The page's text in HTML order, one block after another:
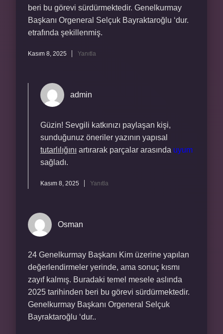
beri bu görevi sürdürmektedir. Genelkurmay
Başkanı Orgeneral Selçuk Bayraktaroğlu ‘dur.
etrafında şekillenmiş.
Kasım 8, 2025 Yanıtla
admin
Güzin! Sevgili katkınızı paylaşan kişi,
sunduğunuz öneriler yazının yapısal
tutarlılığını artırarak parçalar arasında uyum
sağladı.
Kasım 8, 2025 Yanıtla
Osman
24 Genelkurmay Başkanı Kim üzerine yapılan
değerlendirmeler yerinde, ama sonuç kısmı
zayıf kalmış. Buradaki temel mesele aslında
2025 tarihinden beri bu görevi sürdürmektedir.
Genelkurmay Başkanı Orgeneral Selçuk
Bayraktaroğlu ‘dur..